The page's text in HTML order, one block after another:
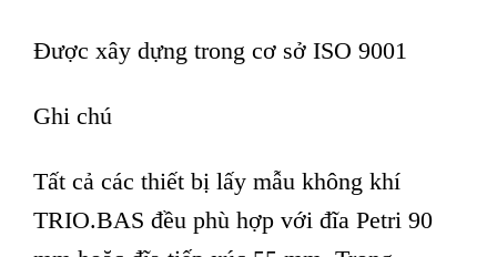
Được xây dựng trong cơ sở ISO 9001
Ghi chú
Tất cả các thiết bị lấy mẫu không khí
TRIO.BAS đều phù hợp với đĩa Petri 90